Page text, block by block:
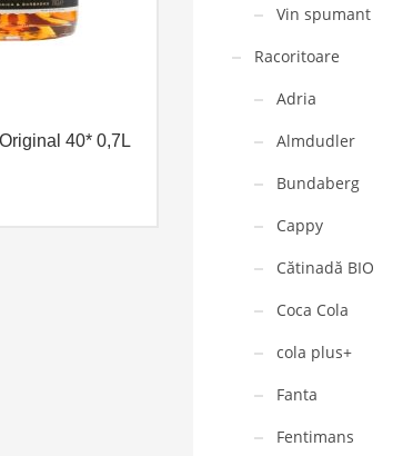
40* 0,7L
Vin spumant
Racoritoare
Adria
Almdudler
Bundaberg
Cappy
Cătinadă BIO
Coca Cola
cola plus+
Fanta
Fentimans